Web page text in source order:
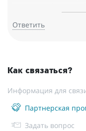
ребёнку, дети ее
творческого развития и
Ответить
Как связаться?
Информация для
Партнерская
Задать вопрос